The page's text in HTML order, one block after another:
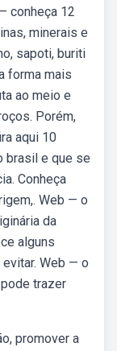
conheça 12
minerais e
sapoti, buriti
forma mais
ao meio e
Porém,
aqui 10
brasil e que se
Conheça
Web — o
da
alguns
Web — o
trazer
promover a